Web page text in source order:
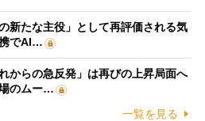
新たな主役」として再評価される気
でAI…
からの急反発」は再びの上昇局面へ
のムー…
一覧を見る